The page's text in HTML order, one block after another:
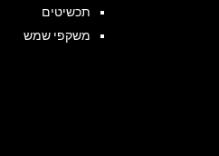
תכשיטים
משקפי שמש